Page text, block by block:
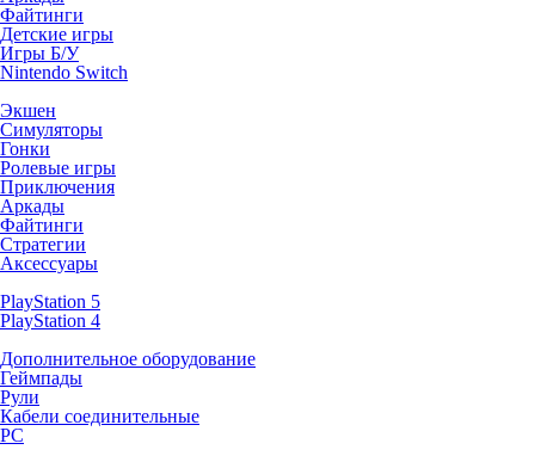
Файтинги
Детские игры
Игры Б/У
Nintendo Switch
Экшен
Симуляторы
Гонки
Ролевые игры
Приключения
Аркады
Файтинги
Стратегии
Аксессуары
PlayStation 5
PlayStation 4
Дополнительное оборудование
Геймпады
Рули
Кабели соединительные
PC